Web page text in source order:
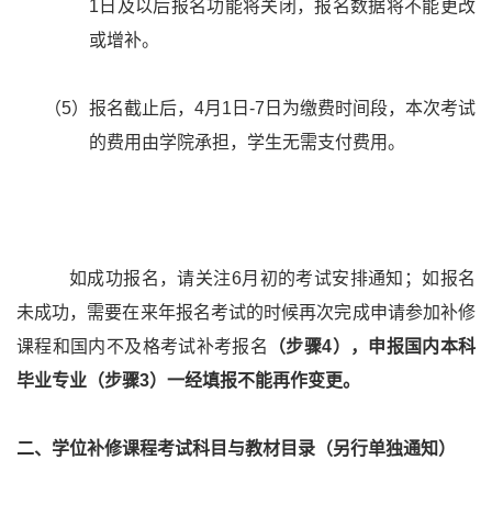
1 日及以后报名功能将关闭，报名数据将不能更改
或增补。
（5）报名截止后， 4月 1 日 -7 日为缴费时间段，本次考试
的费用由学院承担，学生无需支付费用。
如成功报名，请关注6月初的考试安排通知；如报名
未成功，需要在来年报名考试的时候再次完成申请参加补修
课程和国内不及格考试补考报名
（步骤4），申报国内本科
毕业专业（步骤3）一经填报不能再作变更。
二、学位补修课程考试科目与教材目录（另行单独通知）